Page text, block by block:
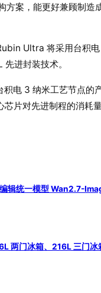
方案，能更好兼顾制造
Ultra 将采用台积
进封装技术。
积电 3 纳米工艺节点的
片对先进制程的消耗量
辑统一模型 Wan2.7-
两门冰箱、216L 三门